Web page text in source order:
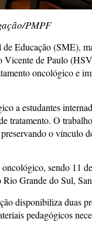
PMPF
Educação (SME),
de Paulo
oncológico e
a estudantes
tratamento. O
o vínculo
sendo 11
Grande do Sul,
disponibiliza duas
pedagógicos